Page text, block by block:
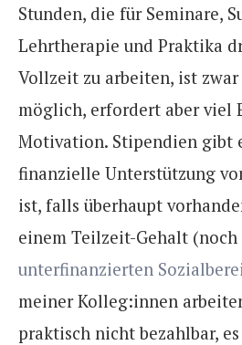
Stunden, die für Seminare,
Lehrtherapie und Praktika
Vollzeit zu arbeiten, ist
möglich, erfordert aber viel
Motivation. Stipendien gibt
finanzielle Unterstützung
ist, falls überhaupt
einem Teilzeit-Gehalt (noch
unterfinanzierten
meiner Kolleg:innen
praktisch nicht bezahlbar,